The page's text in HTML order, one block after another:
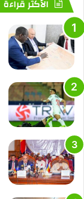
الأكثر قراءة